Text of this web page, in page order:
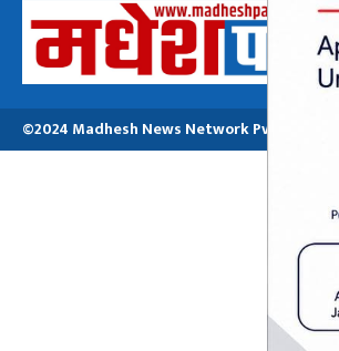
©2024 Madhesh News Network Pvt. ltd | All